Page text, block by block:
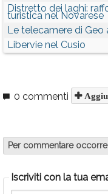
Distretto dei laghi:
turistica nel Novarese
Le telecamere di Geo
Libervie nel Cusio
0 commenti
Per commentare
Iscriviti con la tua